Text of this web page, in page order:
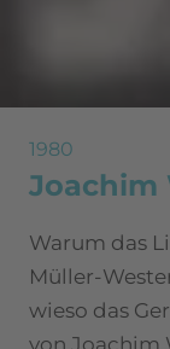
1980
Joachim
Warum das
Müller-
wieso das
von Joachim